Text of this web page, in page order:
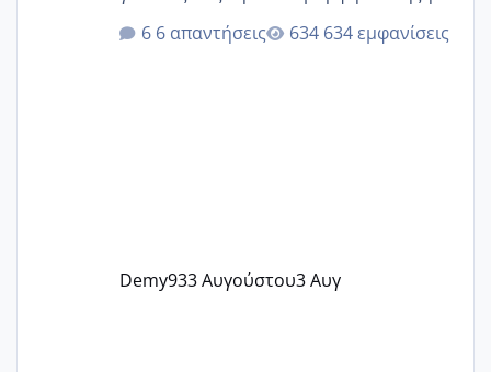
@Elk @Melikara86 @Παρασκευαιδου
@Zenia z @melitiniღ @Christi.D.
6 απαντήσεις 634 εμφανίσεις
Demy933 Αυγούστου3 Αυγ